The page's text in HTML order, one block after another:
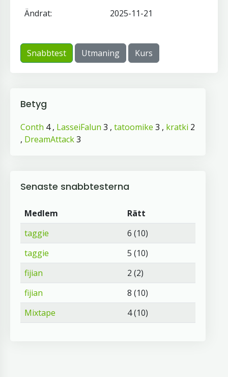
Ändrat:
2025-11-21
Snabbtest Utmaning Kurs
Betyg
Conth 4 , LasseiFalun 3 , tatoomike 3 , kratki 2
, DreamAttack3
Senaste snabbtesterna
Medlem
Rätt
taggie
6 (10)
taggie
5 (10)
fijian
2 (2)
fijian
8 (10)
Mixtape
4 (10)